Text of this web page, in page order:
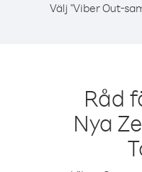
Välj "Viber Out-
Råd
Nya